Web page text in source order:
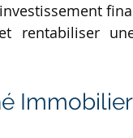
rentabiliser